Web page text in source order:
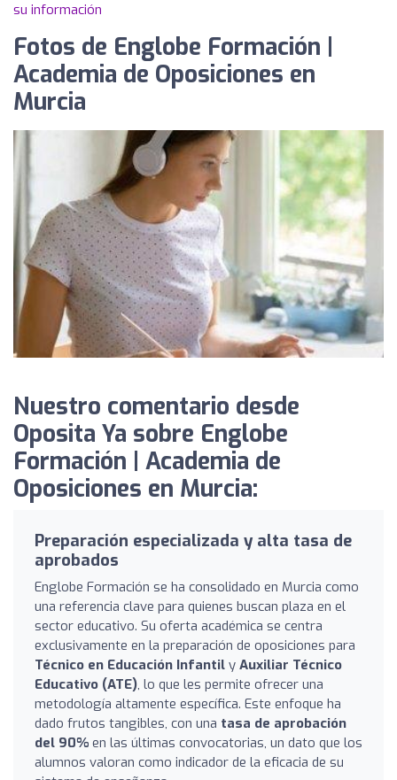
su información
Fotos de Englobe Formación |
Academia de Oposiciones en
Murcia
Nuestro comentario desde
Oposita Ya sobre Englobe
Formación | Academia de
Oposiciones en Murcia:
Preparación especializada y alta tasa de
aprobados
Englobe Formación se ha consolidado en Murcia como
una referencia clave para quienes buscan plaza en el
sector educativo. Su oferta académica se centra
exclusivamente en la preparación de oposiciones para
Técnico en Educación Infantil y Auxiliar Técnico
Educativo (ATE), lo que les permite ofrecer una
metodología altamente específica. Este enfoque ha
dado frutos tangibles, con una tasa de aprobación
del 90% en las últimas convocatorias, un dato que los
alumnos valoran como indicador de la eficacia de su